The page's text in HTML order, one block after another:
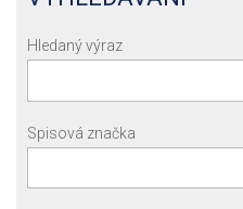
Hledaný výraz
Spisová značka